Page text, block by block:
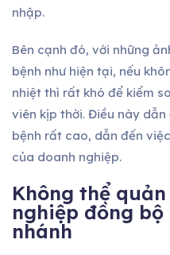
nhập.
Bên cạnh đó, với những
bệnh như hiện tại, nếu
nhiệt thì rất khó để kiểm
viên kịp thời. Điều này
bệnh rất cao, dẫn đến
của doanh nghiệp.
Không thể
nghiệp đồng
nhánh